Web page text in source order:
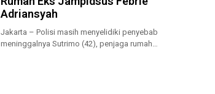
Adriansyah
Jakarta – Polisi masih menyelidiki penyebab
meninggalnya Sutrimo (42), penjaga rumah